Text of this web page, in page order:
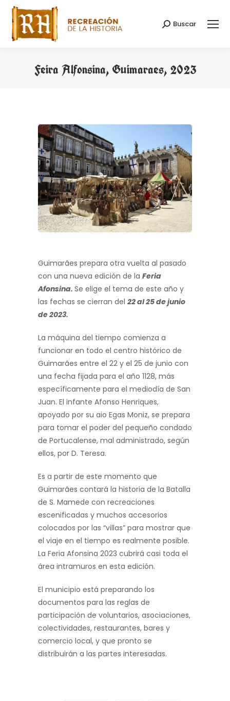
Buscar:
Buscar
Feira Alfonsina, Guimaraes, 2023
Guimarães prepara otra vuelta al pasado
con una nueva edición de la Feria
Afonsina. Se elige el tema de este año y
las fechas se cierran del 22 al 25 de junio
de 2023.
La máquina del tiempo comienza a
funcionar en todo el centro histórico de
Guimarães entre el 22 y el 25 de junio con
una fecha fijada para el año 1128, más
específicamente para el mediodía de San
Juan. El infante Afonso Henriques,
apoyado por su aio Egas Moniz, se prepara
para tomar el poder del pequeño condado
de Portucalense, mal administrado, según
ellos, por D. Teresa.
Es a partir de este momento que
Guimarães contará la historia de la Batalla
de S. Mamede con recreaciones
escenificadas y muchos accesorios
colocados por las “villas” para mostrar que
el viaje en el tiempo es realmente posible.
La Feria Afonsina 2023 cubrirá casi toda el
área intramuros en esta edición.
El municipio está preparando los
documentos para las reglas de
participación de voluntarios, asociaciones,
colectividades, restaurantes, bares y
comercio local, y que pronto se
distribuirán a las partes interesadas.